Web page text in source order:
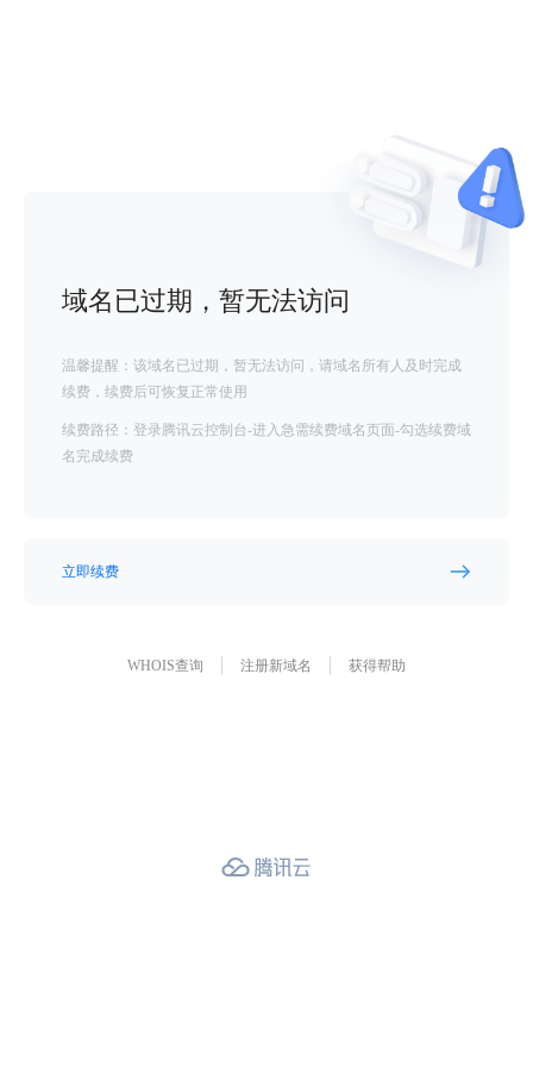
域名已过期，暂无法访问
温馨提醒：该域名已过期，暂无法访问，请域名所有人及时完成
续费，续费后可恢复正常使用
续费路径：登录腾讯云控制台-进入急需续费域名页面-勾选续费域
名完成续费
立即续费
WHOIS查询 注册新域名 获得帮助